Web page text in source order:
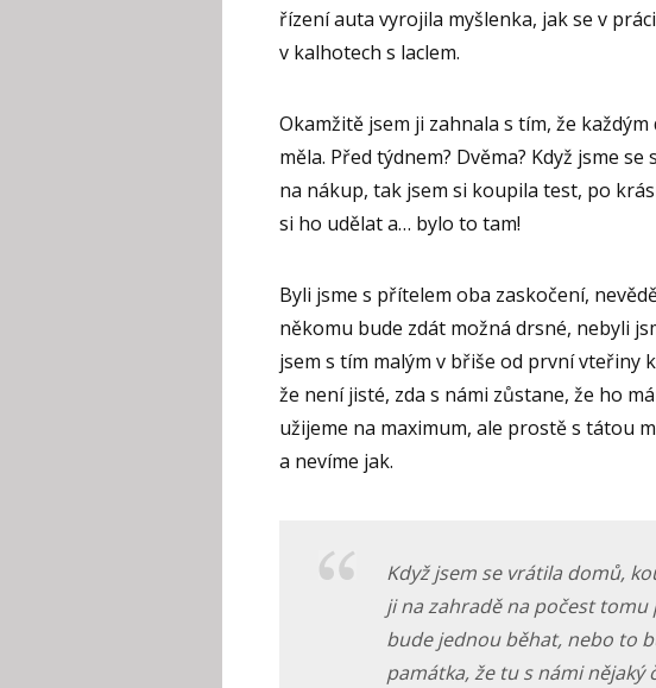
řízení auta vyrojila myšlenka, jak se v
v kalhotech s laclem.
Okamžitě jsem ji zahnala s tím, že
měla. Před týdnem? Dvěma? Když jsme
na nákup, tak jsem si koupila test, po
si ho udělat a… bylo to tam!
Byli jsme s přítelem oba zaskočení,
někomu bude zdát možná drsné, nebyli
jsem s tím malým v břiše od první vteřiny
že není jisté, zda s námi zůstane, že ho
užijeme na maximum, ale prostě s tátou
a nevíme jak.
Když jsem se vrátila domů,
ji na zahradě na počest
bude jednou běhat, nebo to
památka, že tu s námi nějaký